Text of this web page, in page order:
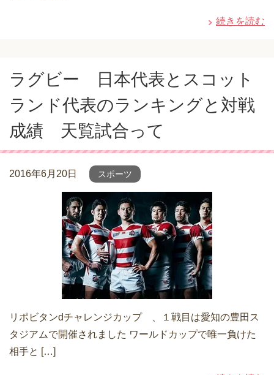
続きを読む
ラグビー 日本代表とスコット
ランド代表のランキングと対戦
成績 天覧試合って
2016年6月20日 スポーツ
リポビタンdチャレンジカップ 、１戦目は愛知の豊田ス
タジアムで開催されました ワールドカップで唯一負けた
相手と […]